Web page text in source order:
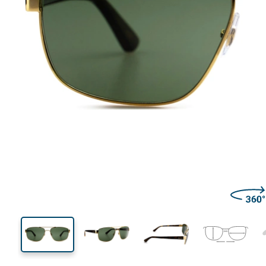
Brillenbreite
44 mm
Glashöhe
60 mm
Glasbreite
Glasbreite